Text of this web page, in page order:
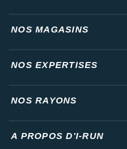
NOS MAGASINS
NOS EXPERTISES
NOS RAYONS
A PROPOS D'I-RUN